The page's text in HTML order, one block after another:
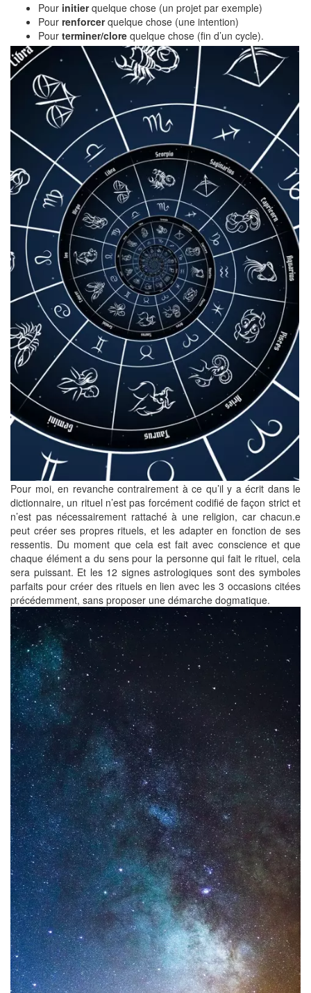
Pour initierquelque chose (un projet par exemple)
Pour renforcerquelque chose (une intention)
Pour terminer/clore quelque chose (fin d’un cycle).
Pour moi, en revanche contrairement à ce qu’il y a écrit dans le
dictionnaire, un rituel n’est pas forcément codifié de façon strict et
n’est pas nécessairement rattaché à une religion, car chacun.e
peut créer ses propres rituels, et les adapter en fonction de ses
ressentis. Du moment que cela est fait avec conscience et que
chaque élément a du sens pour la personne qui fait le rituel, cela
sera puissant. Et les 12 signes astrologiques sont des symboles
parfaits pour créer des rituels en lien avec les 3 occasions citées
précédemment, sans proposer une démarche dogmatique.